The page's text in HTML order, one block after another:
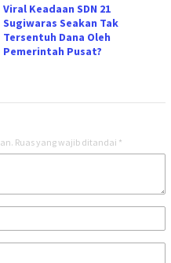
Viral Keadaan SDN 21
Sugiwaras Seakan Tak
Tersentuh Dana Oleh
Pemerintah Pusat?
Ruas yang wajib ditandai *